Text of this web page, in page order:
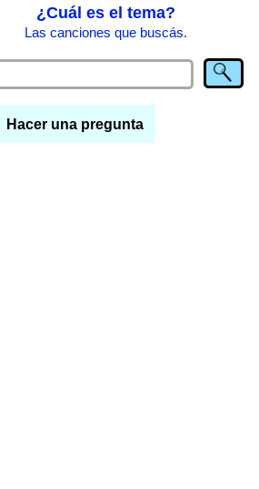
¿Cuál es el tema?
Las canciones que buscás.
Hacer una pregunta